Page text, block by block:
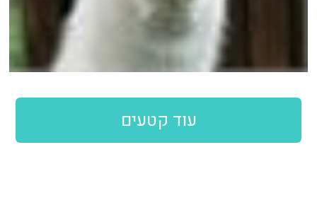
עוד קטעים